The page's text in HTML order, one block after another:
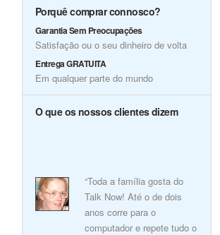
Porquê comprar connosco?
Garantia Sem Preocupações
Satisfação ou o seu dinheiro de volta
Entrega GRATUITA
Em qualquer parte do mundo
O que os nossos clientes dizem
“Toda a família gosta do
Talk Now! Até o de dois
anos corre para o
computador e repete tudo o